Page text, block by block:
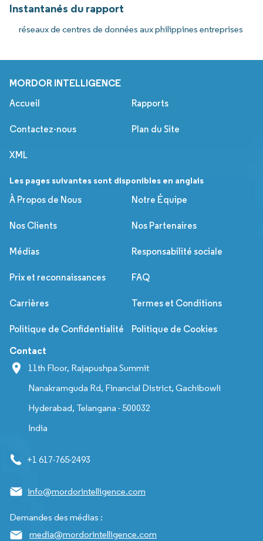
Instantanés du rapport
réseaux de centres de données aux philippines entreprises
MORDOR INTELLIGENCE
Accueil Rapports
Contactez-nous Plan du Site
XML
Les pages suivantes sont disponibles en anglais
À Propos de Nous
Notre Équipe
Nos Clients Nos Partenaires
Médias Responsabilité sociale
Prix et reconnaissances FAQ
Carrières Termes et Conditions
Politique de Confidentialité Politique de Cookies
Contact
11th Floor, Rajapushpa Summit
Nanakramguda Rd, Financial District, Gachibowli
Hyderabad, Telangana - 500032
India
+1 617-765-2493
info@mordorintelligence.com
Demandes des médias :
media@mordorintelligence.com